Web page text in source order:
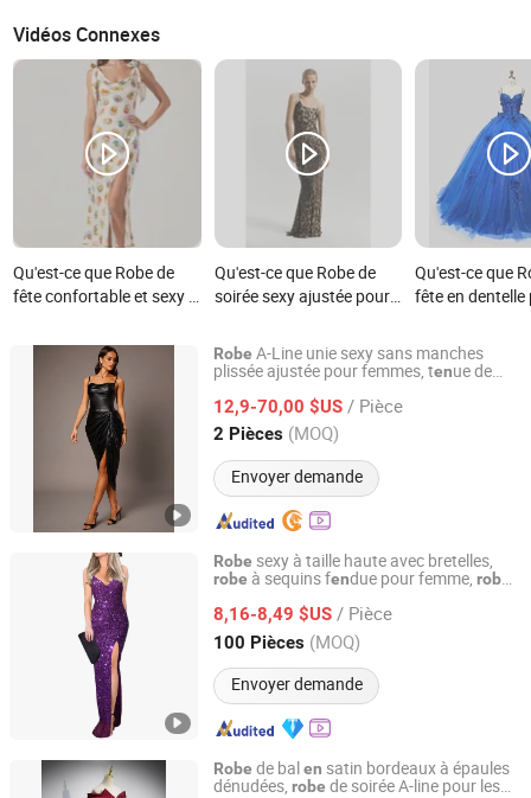
Vidéos Connexes
Qu'est-ce que Robe de
fête confortable et sexy à
col halter, fente
Qu'est-ce que Robe de
soirée sexy ajustée pour
personnalisée en gros,
robe de soirée pour
satin à imprimé léopard,
robe de fête de luxe, robe
formelle
Qu'est-ce que
fête en dentelle
robe de
de soirée, robe
Robe A-Line unie sexy sans manches
plissée ajustée pour femmes, tenue de
12,9-70,00 $US / Pièce
2 Pièces (MOQ)
Envoyer demande
Jinan Nanfei Information Technology Co., Ltd.
Shandong, China Depuis 2024
Robe sexy à taille haute avec bretelles,
robe à sequins fendue pour femme, robe
8,16-8,49 $US / Pièce
100 Pièces (MOQ)
Envoyer demande
Qingdao Yuyi Industry and Trade Co., Ltd.
Shandong, China Depuis 2025
Robe de bal en satin bordeaux à épaules
dénudées, robe de soirée A-line pour les